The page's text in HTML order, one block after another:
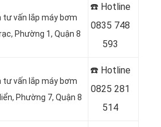
tư vấn lắp máy bơm
Phường 1, Quận 8
☎️ Hotline
0835 748
593
tư vấn lắp máy bơm
Phường 7, Quận 8
☎️ Hotline
0825 281
514